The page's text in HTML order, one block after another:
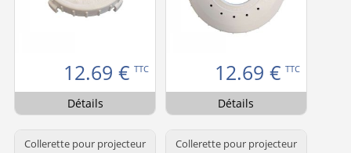
12.69 € TTC
Détails
12.69 € TTC
Détails
Collerette pour projecteur
Collerette pour projecteur